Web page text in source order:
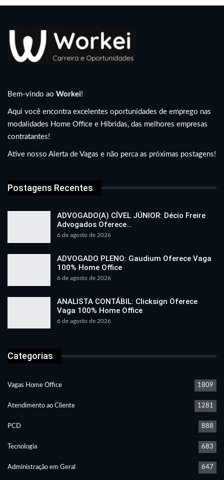
Bem-vindo ao Workei!
Aqui você encontra excelentes oportunidades de emprego nas
modalidades Home Office e Híbridas, das melhores empresas
contratantes!
Ative nosso Alerta de Vagas e não perca as próximas postagens!
Postagens Recentes
ADVOGADO(A) CÍVEL JÚNIOR: Décio Freire
Advogados Oferece…
6 de agosto de 2026
ADVOGADO PLENO: Gaudium Oferece Vaga
100% Home Office
6 de agosto de 2026
ANALISTA CONTÁBIL: Clicksign Oferece
Vaga 100% Home Office
6 de agosto de 2026
Categorias
Vagas Home Office 1809
Atendimento ao Cliente 1281
PCD 888
Tecnologia 683
Administração em Geral 647